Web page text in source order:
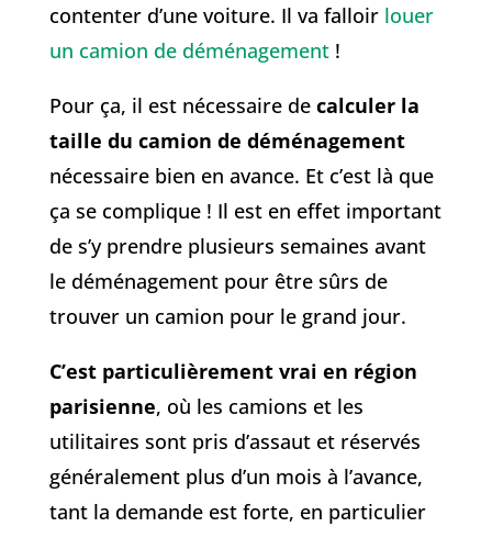
contenter d’une voiture. Il va falloir louer
un camion de déménagement!
Pour ça, il est nécessaire de calculer la
taille du camion de déménagement
nécessaire bien en avance. Et c’est là que
ça se complique ! Il est en effet important
de s’y prendre plusieurs semaines avant
le déménagement pour être sûrs de
trouver un camion pour le grand jour.
C’est particulièrement vrai en région
parisienne, où les camions et les
utilitaires sont pris d’assaut et réservés
généralement plus d’un mois à l’avance,
tant la demande est forte, en particulier